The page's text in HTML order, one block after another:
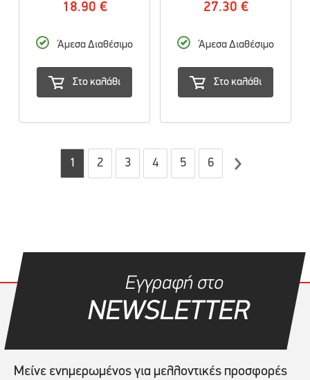
18.90 €
Άμεσα Διαθέσιμο
Στο καλάθι
27.30 €
Άμεσα Διαθέσιμο
Στο καλάθι
1 2 3 4 5 6
Εγγραφή στο
NEWSLETTER
Μείνε ενημερωμένος για μελλοντικές προσφορές